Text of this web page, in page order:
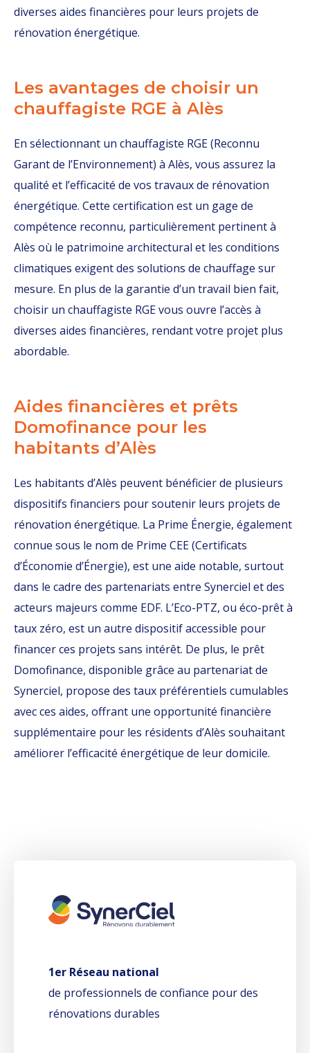
diverses aides financières pour leurs projets de
rénovation énergétique.
Les avantages de choisir un
chauffagiste RGE à Alès
En sélectionnant un chauffagiste RGE (Reconnu
Garant de l’Environnement) à Alès, vous assurez la
qualité et l’efficacité de vos travaux de rénovation
énergétique. Cette certification est un gage de
compétence reconnu, particulièrement pertinent à
Alès où le patrimoine architectural et les conditions
climatiques exigent des solutions de chauffage sur
mesure. En plus de la garantie d’un travail bien fait,
choisir un chauffagiste RGE vous ouvre l’accès à
diverses aides financières, rendant votre projet plus
abordable.
Aides financières et prêts
Domofinance pour les
habitants d’Alès
Les habitants d’Alès peuvent bénéficier de plusieurs
dispositifs financiers pour soutenir leurs projets de
rénovation énergétique. La Prime Énergie, également
connue sous le nom de Prime CEE (Certificats
d’Économie d’Énergie), est une aide notable, surtout
dans le cadre des partenariats entre Synerciel et des
acteurs majeurs comme EDF. L’Eco-PTZ, ou éco-prêt à
taux zéro, est un autre dispositif accessible pour
financer ces projets sans intérêt. De plus, le prêt
Domofinance, disponible grâce au partenariat de
Synerciel, propose des taux préférentiels cumulables
avec ces aides, offrant une opportunité financière
supplémentaire pour les résidents d’Alès souhaitant
améliorer l’efficacité énergétique de leur domicile.
1er Réseau national
de professionnels de confiance pour des
rénovations durables